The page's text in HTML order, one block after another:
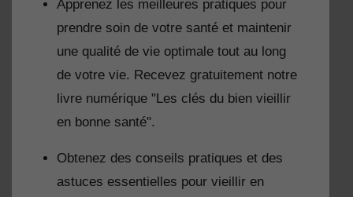
Apprenez les meilleures pratiques pour
prendre soin de votre santé et maintenir
une qualité de vie optimale tout au long
de votre vie. Recevez gratuitement notre
livre numérique "Les clés du bien vieillir
en bonne santé".
Obtenez des conseils pratiques et des
astuces essentielles pour vieillir en